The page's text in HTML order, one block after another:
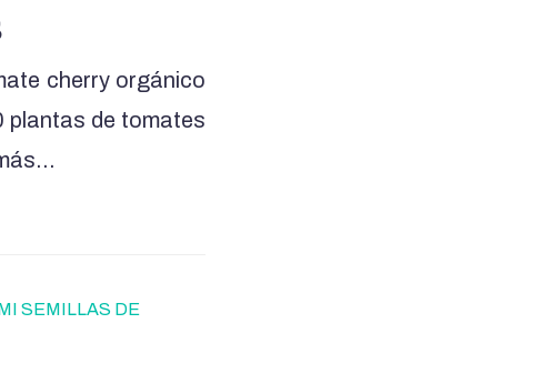
cherry orgánico
plantas de tomates
SEMILLAS DE